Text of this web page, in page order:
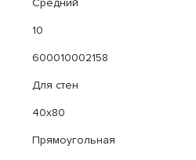
Средний
10
600010002158
Для стен
40х80
Прямоугольная